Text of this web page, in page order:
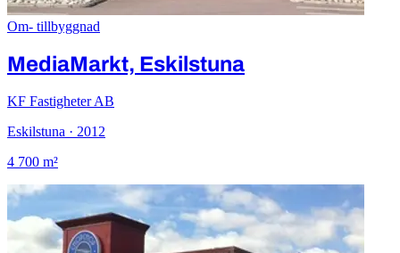
Om- tillbyggnad
MediaMarkt, Eskilstuna
KF Fastigheter AB
Eskilstuna · 2012
4 700 m²